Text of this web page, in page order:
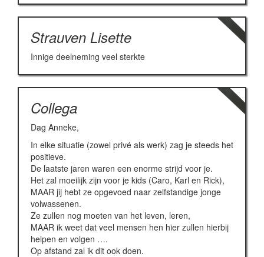
Strauven Lisette
Innige deelneming veel sterkte
Collega
Dag Anneke,
In elke situatie (zowel privé als werk) zag je steeds het
positieve.
De laatste jaren waren een enorme strijd voor je.
Het zal moeilijk zijn voor je kids (Caro, Karl en Rick),
MAAR jij hebt ze opgevoed naar zelfstandige jonge
volwassenen.
Ze zullen nog moeten van het leven, leren,
MAAR ik weet dat veel mensen hen hier zullen hierbij
helpen en volgen ….
Op afstand zal ik dit ook doen.